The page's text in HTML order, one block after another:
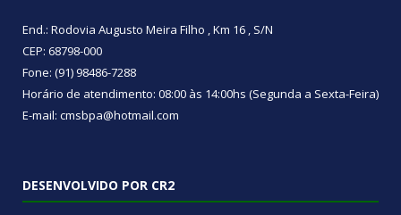
End.: Rodovia Augusto Meira Filho , Km 16 , S/N
CEP: 68798-000
Fone: (91) 98486-7288
Horário de atendimento: 08:00 às 14:00hs (Segunda a Sexta-Feira)
E-mail: cmsbpa@hotmail.com
DESENVOLVIDO POR CR2